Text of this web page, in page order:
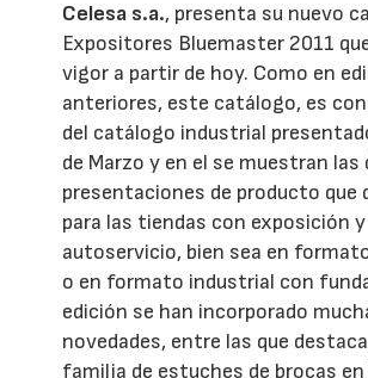
Celesa s.a., presenta su nuevo
Expositores Bluemaster 2011
vigor a partir de hoy. Como en
anteriores, este catálogo, es
del catálogo industrial
de Marzo y en el se muestran
presentaciones de producto que
para las tiendas con exposición y
autoservicio, bien sea en
o en formato industrial con
edición se han incorporado
novedades, entre las que
familia de estuches de brocas